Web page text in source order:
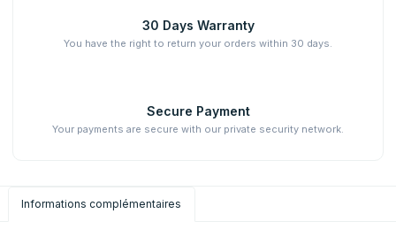
30 Days Warranty
You have the right to return your orders within 30 days.
Secure Payment
Your payments are secure with our private security network.
Informations complémentaires